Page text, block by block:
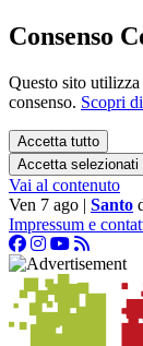
Consenso
Questo sito
consenso. Scopri
Accetta tutto
Accetta selezionati
Vai al contenuto
Ven 7 ago | Santo
Impressum e